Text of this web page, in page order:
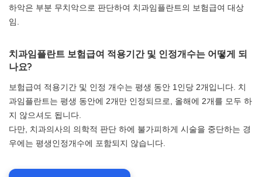
하악은 부분 무치악으로 판단하여 치과임플란트의 보험급여 대상
임.
치과임플란트 보험급여 적용기간 및 인정개수는 어떻게 되
나요?
보험급여 적용기간 및 인정 개수는 평생 동안 1인당 2개입니다. 치
과임플란트는 평생 동안에 2개만 인정되므로, 올해에 2개를 모두 하
지 않으셔도 됩니다.
다만, 치과의사의 의학적 판단 하에 불가피하게 시술을 중단하는 경
우에는 평생인정개수에 포함되지 않습니다.